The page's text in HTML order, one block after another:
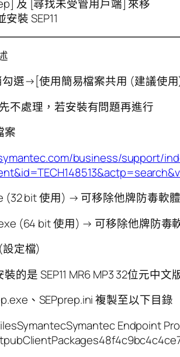
及 [尋找未受管用戶端] 來移
裝 SEP11
勾選→[使用簡易檔案共用 (建議使
不處理，若安裝有問題再進行
案
business/support/
(32 bit 使用) → 可移除他牌防毒軟體
(64 bit 使用) → 可移除他牌防毒
設定檔)
的是 SEP11 MR6 MP3 32位元中文
、SEPprep.ini 複製至以下目錄
Endpoint